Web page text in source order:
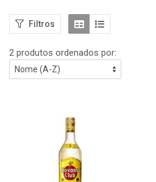
Filtros
2 produtos ordenados por: